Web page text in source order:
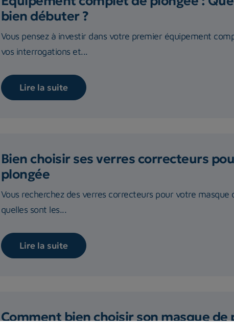
bien débuter ?
Vous pensez à investir dans votre premier équipement
vos interrogations et...
Lire la suite
Bien choisir ses verres correcteurs
plongée
Vous recherchez des verres correcteurs pour votre masque
quelles sont les...
Lire la suite
Comment bien choisir son masque de